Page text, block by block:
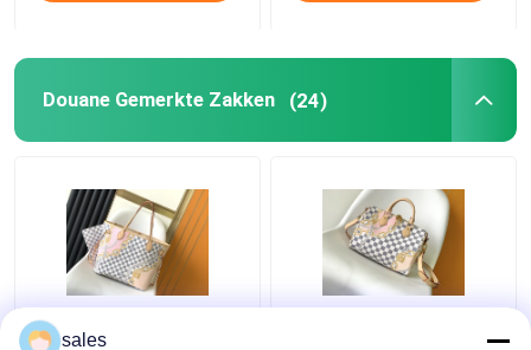
Douane Gemerkte Zakken (24)
Tahiti Beperkte Douane
sales